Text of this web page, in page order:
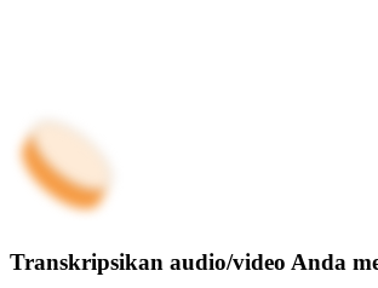
Transkripsikan audio/video Anda